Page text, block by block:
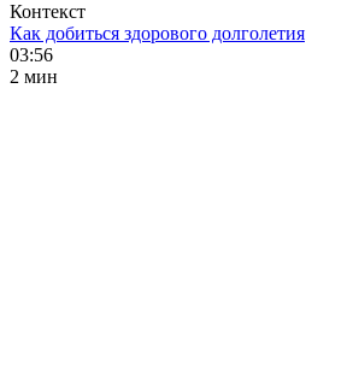
Контекст
Как добиться здорового долголетия
03:56
2 мин